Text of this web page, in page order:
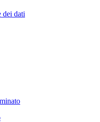
dei dati